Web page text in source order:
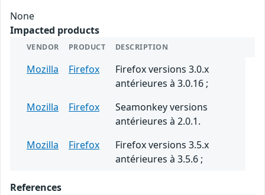
None
Impacted products
VENDOR PRODUCT DESCRIPTION
Mozilla Firefox
Firefox versions 3.0.x
antérieures à 3.0.16 ;
Mozilla
Firefox
Seamonkey versions
antérieures à 2.0.1.
Mozilla
Firefox
Firefox versions 3.5.x
antérieures à 3.5.6 ;
References